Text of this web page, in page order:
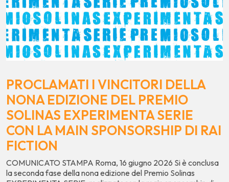
PROCLAMATI I VINCITORI DELLA
NONA EDIZIONE DEL PREMIO
SOLINAS EXPERIMENTA SERIE
CON LA MAIN SPONSORSHIP DI RAI
FICTION
COMUNICATO STAMPA Roma, 16 giugno 2026 Si è conclusa
la seconda fase della nona edizione del Premio Solinas